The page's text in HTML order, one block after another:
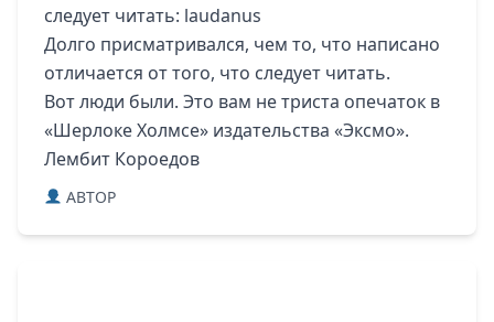
следует читать: laudanus
Долго присматривался, чем то, что написано
отличается от того, что следует читать.
Вот люди были. Это вам не триста опечаток в
«Шерлоке Холмсе» издательства «Эксмо».
Лембит Короедов
ABTOP